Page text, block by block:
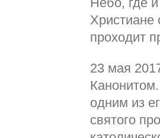
Христиане
проходит
23 мая
одним из
святого